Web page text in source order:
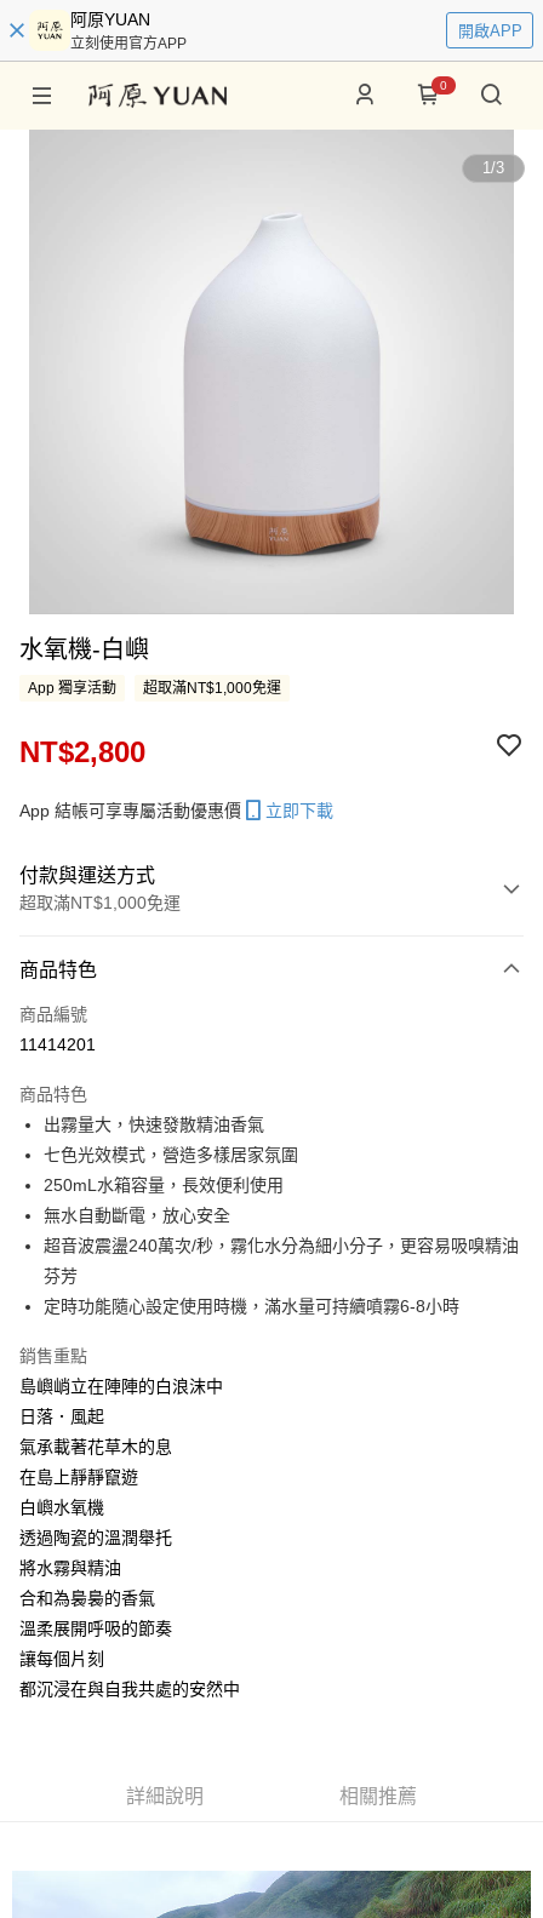
阿原YUAN
立刻使用官方APP
開啟APP
0
1/3
水氧機-白嶼
App 獨享活動 超取滿NT$1,000免運
NT$2,800
App 結帳可享專屬活動優惠價 立即下載
付款與運送方式
超取滿NT$1,000免運
信用卡一次付款
LINE Pay
街口支付
悠遊付
全盈+PAY
大哥付你分期
相關說明
【大哥付你分期使用說明】
2.付款方式選擇「大哥付你分期」，訂單成立後會自動跳轉到大哥付的交易
流程，驗證手機門號後，選擇欲分期的期數、繳款截止日，確認付款後即完
成交易。
3.實際核准額度、可分期數及費用金額請依後續交易確認頁面所載為準。
4.訂單成立30分鐘內，如未前往確認交易或遇審核未通過，訂單將自動取
法說明評估內容。
【繳款方式說明】
1.分期款項不併入電信帳單，「大哥付你分期」於每月結算日後寄送繳費提
醒簡訊。
2.透過簡訊連結打開帳單後，可選擇「超商條碼／台灣大直營門市／銀行轉
帳／街口支付／iPASS MONEY」等通路繳費。
【注意事項】
1.本服務係由「台灣大哥大股份有限公司」（以下簡稱本公司）所提供，讓
用戶於交易時，得透過本服務購買商品或服務，並由商店將買賣／分期付款
買賣價金債權讓與本公司後，依約使用本公司帳單繳交帳款。
3.完整用戶服務條款，請詳閱以下連結：
https://oppay.tw/userRule
相關說明
【關於「AFTEE先享後付」】
AFTEE先享後付是「在收到商品之後才付款」的支付方式。 讓您購物簡單
便利好安心！
１．簡單：不需註冊會員、不需綁卡、不需儲值。
２．便利：只要手機號碼，簡訊認證，即可結帳。
【「AFTEE先享後付」結帳流程】
１．於結帳方式選擇「AFTEE先享後付」後，將跳轉至「AFTEE先享後付」
結帳頁面，進行簡訊認證並確認金額後，即可完成結帳。
２．訂單成立數日內，您將收到繳費通知簡訊。
３．收到繳費通知簡訊後14天內，點擊此簡訊中的連結，可透過四大超商／
ATM／網路銀行／等多元方式進行付款，方視為交易完成。
※ 請注意：結帳手續完成當下不需立刻繳費，但若您需要取消訂單，請聯絡
購買商品的店家。未經商家同意取消之訂單仍視為有效，需透過AFTEE先享
２．關於個人資料處理事宜，請瀏覽以下網址：
運送方式
⭕超取僅提供付款後全家取貨
每筆NT$100，滿NT$1,000(含以上)免運費
❌未開放，選取系統將直接取消訂單❌
每筆NT$999
⭕超取僅提供付款後7-11取貨
每筆NT$100，滿NT$1,000(含以上)免運費
商品特色
商品編號
11414201
商品特色
出霧量大，快速發散精油香氣
七色光效模式，營造多樣居家氛圍
250mL水箱容量，長效便利使用
無水自動斷電，放心安全
超音波震盪240萬次/秒，霧化水分為細小分子，更容易吸嗅精油
芬芳
定時功能隨心設定使用時機，滿水量可持續噴霧6-8小時
銷售重點
島嶼峭立在陣陣的白浪沫中
日落．風起
氣承載著花草木的息
在島上靜靜竄遊
白嶼水氧機
透過陶瓷的溫潤舉托
將水霧與精油
合和為裊裊的香氣
溫柔展開呼吸的節奏
讓每個片刻
都沉浸在與自我共處的安然中
詳細說明 相關推薦